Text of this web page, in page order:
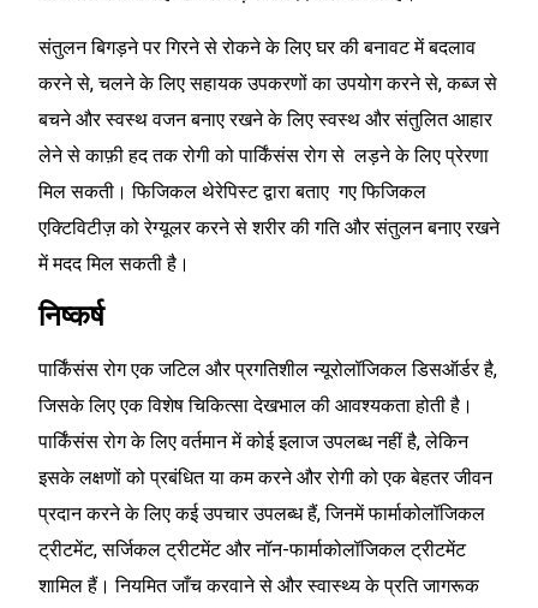
संतुलन बिगड़ने पर गिरने से रोकने के लिए घर की बनावट में बदलाव
करने से, चलने के लिए सहायक उपकरणों का उपयोग करने से, कब्ज से
बचने और स्वस्थ वजन बनाए रखने के लिए स्वस्थ और संतुलित आहार
लेने से काफ़ी हद तक रोगी को पार्किंसंस रोग से लड़ने के लिए प्रेरणा
मिल सकती। फिजिकल थेरेपिस्ट द्वारा बताए गए फिजिकल
एक्टिविटीज़ को रेग्यूलर करने से शरीर की गति और संतुलन बनाए रखने
में मदद मिल सकती है।
निष्कर्ष
पार्किंसंस रोग एक जटिल और प्रगतिशील न्यूरोलॉजिकल डिसऑर्डर है,
जिसके लिए एक विशेष चिकित्सा देखभाल की आवश्यकता होती है।
पार्किंसंस रोग के लिए वर्तमान में कोई इलाज उपलब्ध नहीं है, लेकिन
इसके लक्षणों को प्रबंधित या कम करने और रोगी को एक बेहतर जीवन
प्रदान करने के लिए कई उपचार उपलब्ध हैं, जिनमें फार्माकोलॉजिकल
ट्रीटमेंट, सर्जिकल ट्रीटमेंट और नॉन-फार्माकोलॉजिकल ट्रीटमेंट
शामिल हैं। नियमित जाँच करवाने से और स्वास्थ्य के प्रति जागरूक